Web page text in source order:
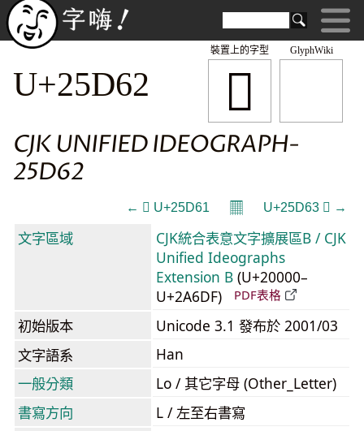
GlyphWiki
𥵢
裝置上的字型
U+25D62
CJK UNIFIED IDEOGRAPH-
25D62
← 𥵡 U+25D61 𝄜 U+25D63 𥵣 →
文字區域
CJK統合表意文字擴展區B / CJK
Unified Ideographs
Extension B (U+20000–
U+2A6DF)
PDF表格
初始版本
Unicode 3.1 發布於 2001/03
文字語系
Han
一般分類
Lo / 其它字母 (Other_Letter)
書寫方向
L / 左至右書寫